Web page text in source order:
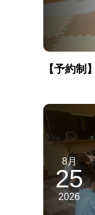
【予約制
8月
25
2026